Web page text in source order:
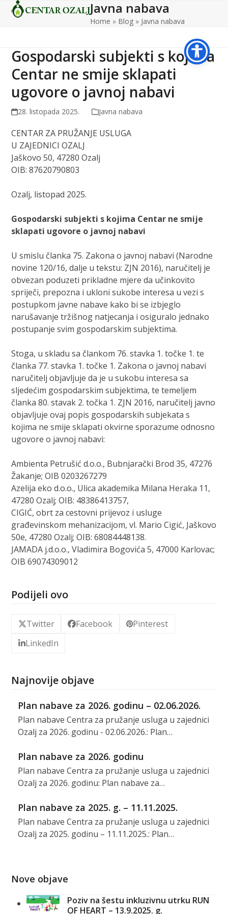
SkipOpen
Close
Javna nabava
Home » Blog » Javna nabava
Gospodarski subjekti s kojima
Centar ne smije sklapati
ugovore o javnoj nabavi
28. listopada 2025. Javna nabava
CENTAR ZA PRUŽANJE USLUGA
U ZAJEDNICI OZALJ
Jaškovo 50, 47280 Ozalj
OIB: 87620790803
Ozalj, listopad 2025.
Gospodarski subjekti s kojima Centar ne smije
sklapati ugovore o javnoj nabavi
U smislu članka 75. Zakona o javnoj nabavi (Narodne
novine 120/16, dalje u tekstu: ZJN 2016), naručitelj je
obvezan poduzeti prikladne mjere da učinkovito
spriječi, prepozna i ukloni sukobe interesa u vezi s
postupkom javne nabave kako bi se izbjeglo
narušavanje tržišnog natjecanja i osiguralo jednako
postupanje svim gospodarskim subjektima.
Stoga, u skladu sa člankom 76. stavka 1. točke 1. te
članka 77. stavka 1. točke 1. Zakona o javnoj nabavi
naručitelj objavljuje da je u sukobu interesa sa
sljedećim gospodarskim subjektima, te temeljem
članka 80. stavak 2. točka 1. ZJN 2016, naručitelj javno
objavljuje ovaj popis gospodarskih subjekata s
kojima ne smije sklapati okvirne sporazume odnosno
ugovore o javnoj nabavi:
Ambienta Petrušić d.o.o., Bubnjarački Brod 35, 47276
Žakanje; OIB 0203267279
Azelija eko d.o.o., Ulica akademika Milana Heraka 11,
47280 Ozalj; OIB: 48386413757,
CIGIĆ, obrt za cestovni prijevoz i usluge
građevinskom mehanizacijom, vl. Mario Cigić, Jaškovo
50e, 47280 Ozalj; OIB: 68084448138.
JAMADA j.d.o.o., Vladimira Bogovića 5, 47000 Karlovac;
OIB 69074309012
Podijeli ovo
Twitter Facebook
Pinterest
LinkedIn
Najnovije objave
Plan nabave za 2026. godinu – 02.06.2026.
Plan nabave Centra za pružanje usluga u zajednici
Ozalj za 2026. godinu - 02.06.2026.: Plan…
Plan nabave za 2026. godinu
Plan nabave Centra za pružanje usluga u zajednici
Ozalj za 2026. godinu: Plan nabave za…
Plan nabave za 2025. g. – 11.11.2025.
Plan nabave Centra za pružanje usluga u zajednici
Ozalj za 2025. godinu – 11.11.2025.: Plan…
Nove objave
Poziv na šestu inkluzivnu utrku RUN
OF HEART – 13.9.2025. g.